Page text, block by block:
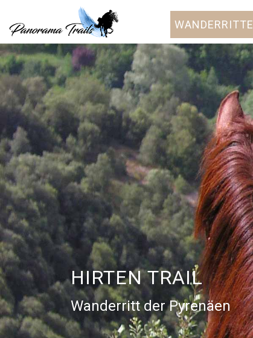
WANDERRITTE
HIRTEN TRAIL
Wanderritt der Pyrenäen